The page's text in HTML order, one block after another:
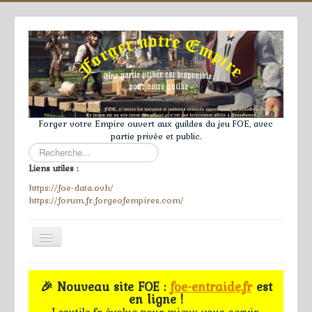
Forger votre Empire ouvert aux guildes du jeu FOE, avec
partie privée et public.
Rechercher
Liens utiles :
https://foe-data.ovh/
https://forum.fr.forgeofempires.com/
Toggle
Navigation
≡
Accueil
🎉 Nouveau site FOE :foe-entraide.frest
en ligne !